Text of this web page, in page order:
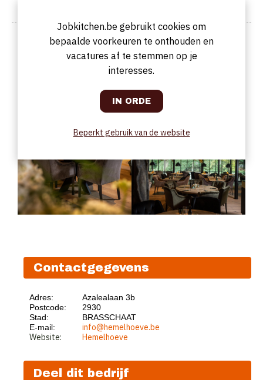
Foto van het bedrijf
Contactgegevens
Adres:
Azalealaan 3b
Postcode:
2930
Stad:
BRASSCHAAT
E-mail:
info@hemelhoeve.be
Website:
Hemelhoeve
Deel dit bedrijf
Jobkitchen.be gebruikt cookies om
bepaalde voorkeuren te onthouden en
vacatures af te stemmen op je
interesses.
Beperkt gebruik van de website